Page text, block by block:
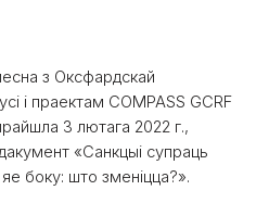
з Оксфардскай
і праектам COMPASS GCRF
3 лютага 2022 г.,
«Санкцыі супраць
яе боку: што зменіцца?».